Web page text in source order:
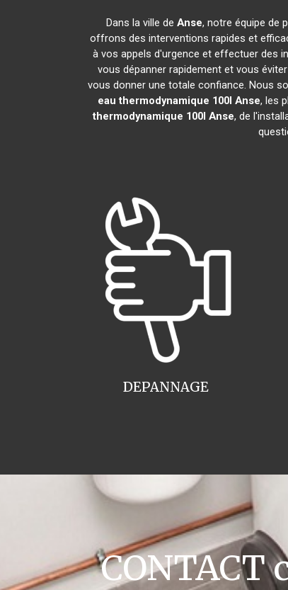
Dans la ville de Anse, notre équipe de
offrons des interventions rapides et
à vos appels d'urgence et effectuer des
vous dépanner rapidement et vous
vous donner une totale confiance. Nous
eau thermodynamique 100l Anse, les
thermodynamique 100l Anse, de
DEPANNAGE
CONTACT